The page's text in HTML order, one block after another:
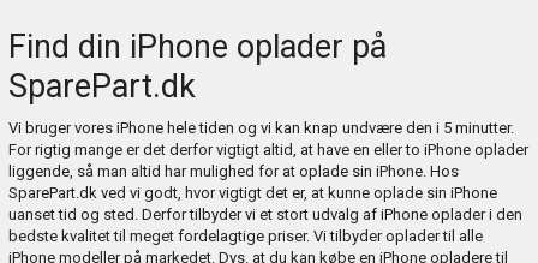
Find din iPhone oplader på
SparePart.dk
Vi bruger vores iPhone hele tiden og vi kan knap undvære den i 5 minutter.
For rigtig mange er det derfor vigtigt altid, at have en eller to iPhone oplader
liggende, så man altid har mulighed for at oplade sin iPhone. Hos
SparePart.dk ved vi godt, hvor vigtigt det er, at kunne oplade sin iPhone
uanset tid og sted. Derfor tilbyder vi et stort udvalg af iPhone oplader i den
bedste kvalitet til meget fordelagtige priser. Vi tilbyder oplader til alle
iPhone modeller på markedet. Dvs. at du kan købe en iPhone opladere til